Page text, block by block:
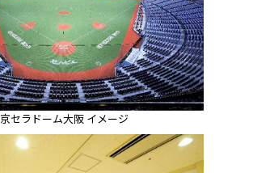
京セラドーム大阪 イメージ